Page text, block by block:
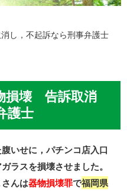
，不起訴なら刑事弁護士
損壊 告訴取消
護士
いせに，パチンコ店入口
ラスを損壊させました。
んは器物損壊罪で福岡県